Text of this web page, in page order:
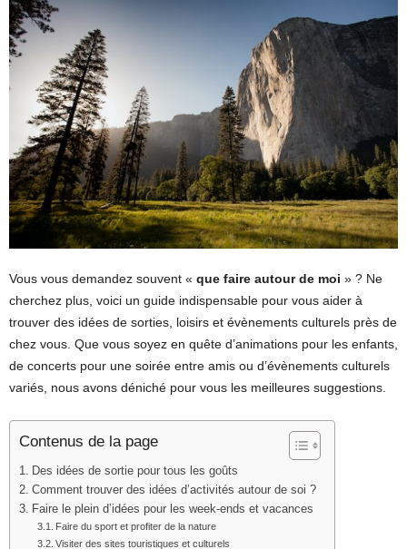
Vous vous demandez souvent « que faire autour de moi » ? Ne
cherchez plus, voici un guide indispensable pour vous aider à
trouver des idées de sorties, loisirs et évènements culturels près de
chez vous. Que vous soyez en quête d’animations pour les enfants,
de concerts pour une soirée entre amis ou d’évènements culturels
variés, nous avons déniché pour vous les meilleures suggestions.
Contenus de la page
Des idées de sortie pour tous les goûts
Comment trouver des idées d’activités autour de soi ?
Faire le plein d’idées pour les week-ends et vacances
Faire du sport et profiter de la nature
Visiter des sites touristiques et culturels